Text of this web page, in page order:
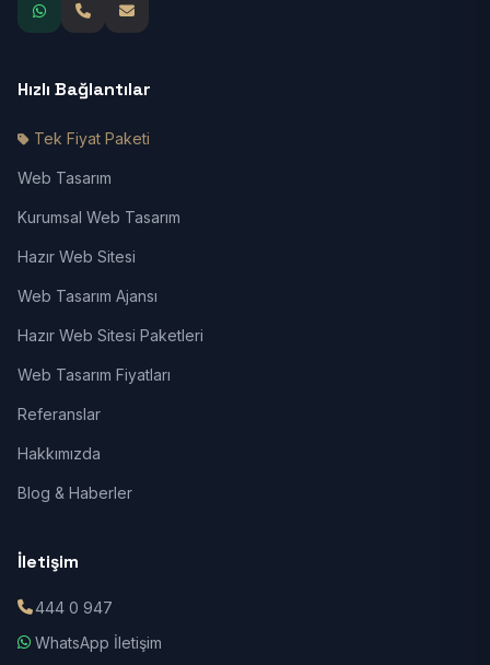
Hızlı Bağlantılar
Tek Fiyat Paketi
Web Tasarım
Kurumsal Web Tasarım
Hazır Web Sitesi
Web Tasarım Ajansı
Hazır Web Sitesi Paketleri
Web Tasarım Fiyatları
Referanslar
Hakkımızda
Blog & Haberler
İletişim
444 0 947
WhatsApp İletişim